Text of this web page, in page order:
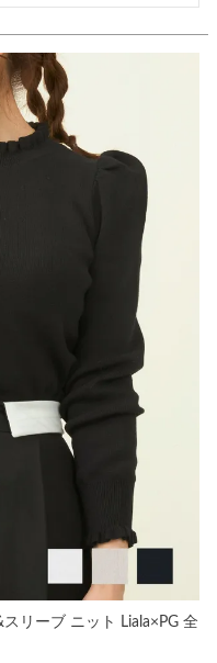
リーブ ニット Liala×PG 全